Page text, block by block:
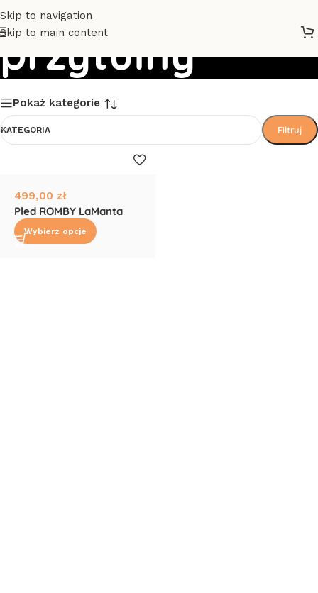
Skip to navigation
Skip to main content
przytulny
Pokaż kategorie
KATEGORIA Filtruj
499,00 zł
Pled ROMBY LaManta
Wybierz opcje